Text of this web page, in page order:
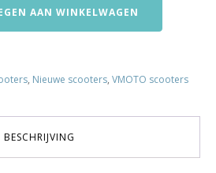
AAN WINKELWAGEN
, Nieuwe scooters, VMOTO scooters
BESCHRIJVING